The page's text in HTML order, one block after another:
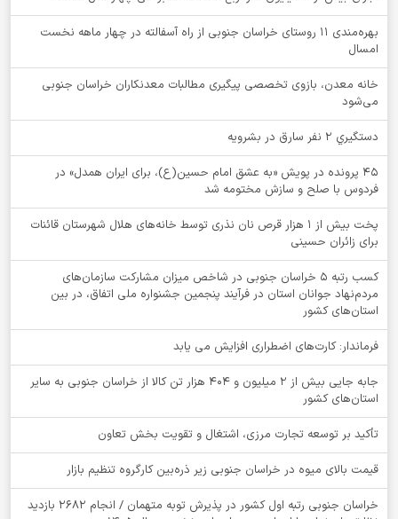
بهره‌مندی ۱۱ روستای خراسان جنوبی از راه آسفالته در چهار ماهه نخست
امسال
خانه معدن، بازوی تخصصی پیگیری مطالبات معدنکاران خراسان جنوبی
می‌شود
دستگيري 2 نفر سارق در بشرويه
۴۵ پرونده در پویش «به عشق امام حسین(ع)، برای ایران همدل» در
فردوس با صلح و سازش مختومه شد
پخت بیش از 1 هزار قرص نان نذری توسط خانه‌های هلال شهرستان قائنات
برای زائران حسینی
کسب رتبه ۵ خراسان جنوبی در شاخص میزان مشارکت سازمان‌های
مردم‌نهاد جوانان استان در فرآیند پنجمین جشنواره ملی اتفاق، در بین
استان‌های کشور
فرماندار: کارت‌های اضطراری افزایش می یابد
جابه جایی بیش از 2 میلیون و 404 هزار تن کالا از خراسان جنوبی به سایر
استان‌های کشور
تأکید بر توسعه تجارت مرزی، اشتغال و تقویت بخش تعاون
قیمت بالای میوه در خراسان جنوبی زیر ذره‌بین کارگروه تنظیم بازار
خراسان جنوبی رتبه اول کشور در پذیرش توبه متهمان / انجام ۲۶۸۲ بازدید